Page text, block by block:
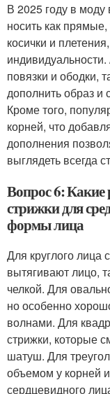
В 2025 году в моду
носить как
косички и
индивидуальности.
повязки и ободки,
дополнить образ и
Кроме того,
корней, что
дополнения
выглядеть всегда
Вопрос 6:
стрижки для
формы лица
Для круглого лица
вытягивают лицо,
челкой. Для
но особенно
волнами. Для
стрижки, которые
шатуш. Для
объемом у корней
сердцевидного